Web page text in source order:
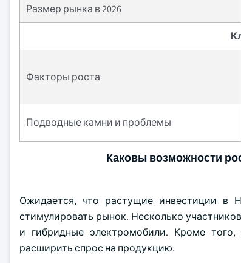
Размер рынка в 2026
Факторы роста
Подводные камни и проблемы
Каковы возможности
Ожидается, что растущие инвестиции в
стимулировать рынок. Несколько
и гибридные электромобили. Кроме
расширить спрос на продукцию.